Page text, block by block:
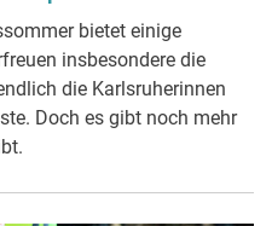
bietet einige
insbesondere die
die Karlsruherinnen
Doch es gibt noch mehr